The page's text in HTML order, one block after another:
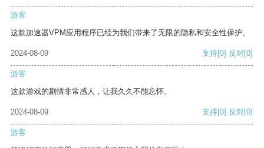
游客
这款加速器VPM应用程序已经为我们带来了无限的隐私和安全性保护。
2024-08-09 支持[0] 反对[0]
游客
这款游戏的剧情非常感人，让我久久不能忘怀。
2024-08-09 支持[0] 反对[0]
游客